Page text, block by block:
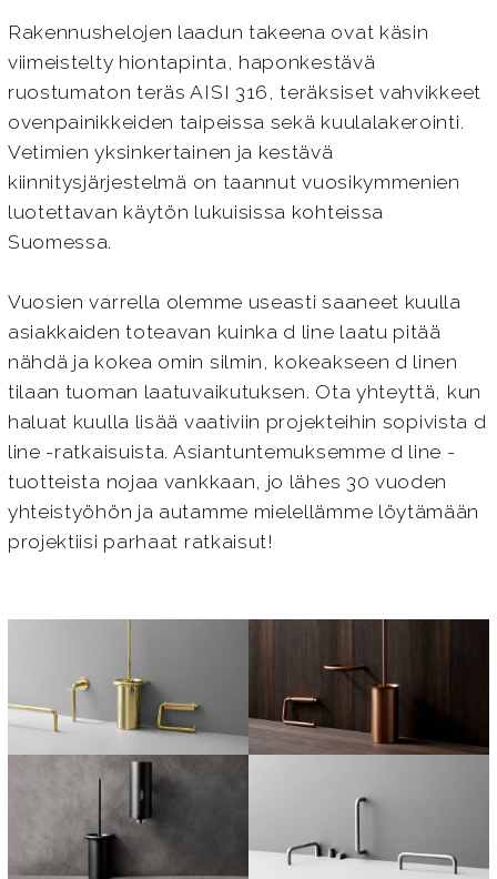
Rakennushelojen laadun takeena ovat käsin
viimeistelty hiontapinta, haponkestävä
ruostumaton teräs AISI 316, teräksiset vahvikkeet
ovenpainikkeiden taipeissa sekä kuulalakerointi.
Vetimien yksinkertainen ja kestävä
kiinnitysjärjestelmä on taannut vuosikymmenien
luotettavan käytön lukuisissa kohteissa
Suomessa.
Vuosien varrella olemme useasti saaneet kuulla
asiakkaiden toteavan kuinka d line laatu pitää
nähdä ja kokea omin silmin, kokeakseen d linen
tilaan tuoman laatuvaikutuksen. Ota yhteyttä, kun
haluat kuulla lisää vaativiin projekteihin sopivista d
line -ratkaisuista. Asiantuntemuksemme d line -
tuotteista nojaa vankkaan, jo lähes 30 vuoden
yhteistyöhön ja autamme mielellämme löytämään
projektiisi parhaat ratkaisut!